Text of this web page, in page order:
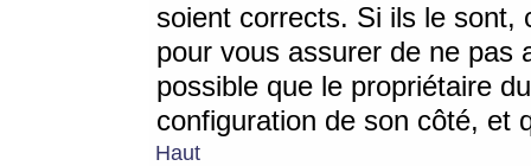
soient corrects. Si ils le sont,
pour vous assurer de ne pas
possible que le propriétaire
configuration de son côté, et
Haut